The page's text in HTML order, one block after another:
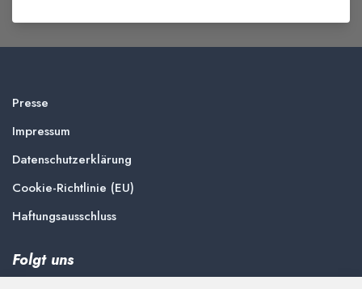
Presse
Impressum
Datenschutzerklärung
Cookie-Richtlinie (EU)
Haftungsausschluss
Folgt uns